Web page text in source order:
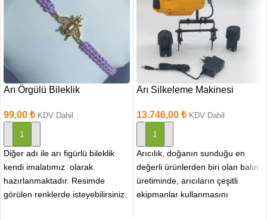
Arı Örgülü Bileklik
99,00 ₺ KDV Dahil
SEPETE EKLE
Diğer adı ile arı figürlü bileklik
kendi imalatımız olarak
hazırlanmaktadır. Resimde
görülen renklerde isteyebilirsiniz.
Arı Silkeleme Makinesi
13.746,00 ₺ KDV Dahil
SEPETE EKLE
Arıcılık, doğanın sunduğu en
değerli ürünlerden biri olan balın
üretiminde, arıcıların çeşitli
ekipmanlar kullanmasını